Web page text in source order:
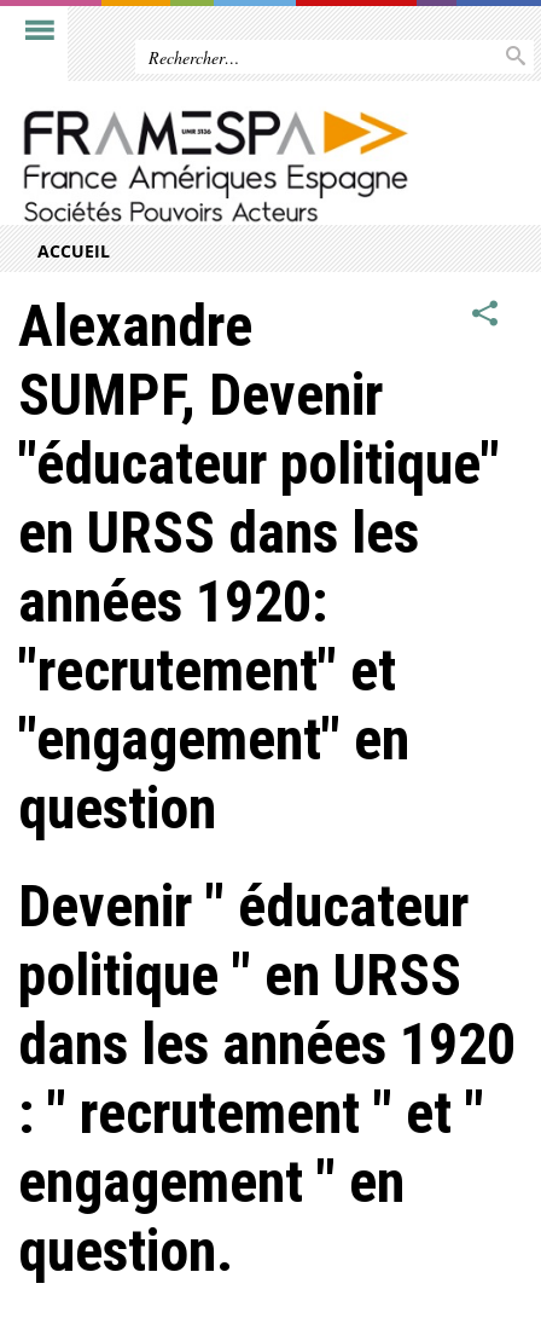
ACCUEIL
Alexandre
SUMPF, Devenir
"éducateur politique"
en URSS dans les
années 1920:
"recrutement" et
"engagement" en
question
Devenir " éducateur
politique " en URSS
dans les années 1920
: " recrutement " et "
engagement " en
question.